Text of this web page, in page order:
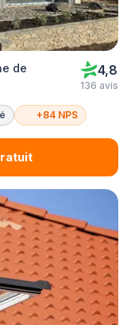
de
4,8
136 avis
+84 NPS